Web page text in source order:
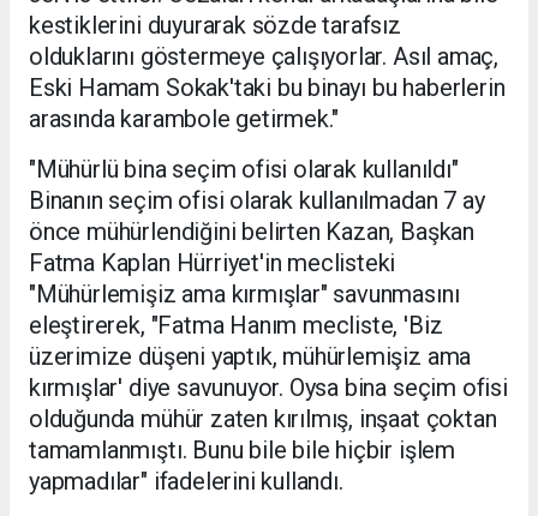
kestiklerini duyurarak sözde tarafsız
olduklarını göstermeye çalışıyorlar. Asıl amaç,
Eski Hamam Sokak'taki bu binayı bu haberlerin
arasında karambole getirmek."
"Mühürlü bina seçim ofisi olarak kullanıldı"
Binanın seçim ofisi olarak kullanılmadan 7 ay
önce mühürlendiğini belirten Kazan, Başkan
Fatma Kaplan Hürriyet'in meclisteki
"Mühürlemişiz ama kırmışlar" savunmasını
eleştirerek, "Fatma Hanım mecliste, 'Biz
üzerimize düşeni yaptık, mühürlemişiz ama
kırmışlar' diye savunuyor. Oysa bina seçim ofisi
olduğunda mühür zaten kırılmış, inşaat çoktan
tamamlanmıştı. Bunu bile bile hiçbir işlem
yapmadılar" ifadelerini kullandı.